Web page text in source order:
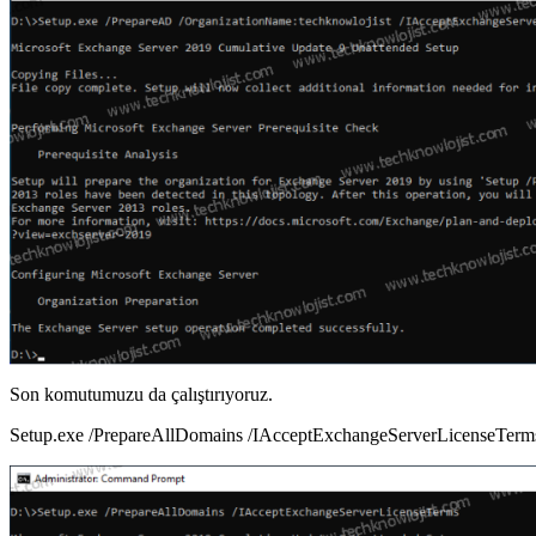
Son komutumuzu da çalıştırıyoruz.
Setup.exe /PrepareAllDomains /